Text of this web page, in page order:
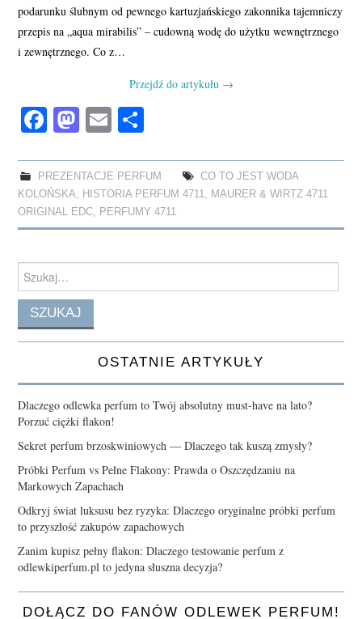
podarunku ślubnym od pewnego kartuzjańskiego zakonnika tajemniczy
przepis na „aqua mirabilis” – cudowną wodę do użytku wewnętrznego
i zewnętrznego. Co z…
Przejdź do artykułu →
Fa
bo
ok
M
to
do
n
E
ailre
PREZENTACJE PERFUM
CO TO JEST WODA
KOLOŃSKA, HISTORIA PERFUM 4711, MAURER & WIRTZ 4711
ORIGINAL EDC, PERFUMY 4711
Search
for:
OSTATNIE ARTYKUŁY
Dlaczego odlewka perfum to Twój absolutny must-have na lato?
Porzuć ciężki flakon!
Sekret perfum brzoskwiniowych — Dlaczego tak kuszą zmysły?
Próbki Perfum vs Pełne Flakony: Prawda o Oszczędzaniu na
Markowych Zapachach
Odkryj świat luksusu bez ryzyka: Dlaczego oryginalne próbki perfum
to przyszłość zakupów zapachowych
Zanim kupisz pełny flakon: Dlaczego testowanie perfum z
odlewkiperfum.pl to jedyna słuszna decyzja?
DOŁĄCZ DO FANÓW ODLEWEK PERFUM!